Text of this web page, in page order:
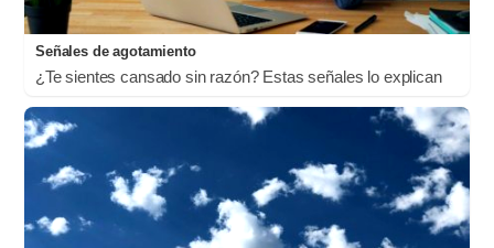
Señales de agotamiento
¿Te sientes cansado sin razón? Estas señales lo explican